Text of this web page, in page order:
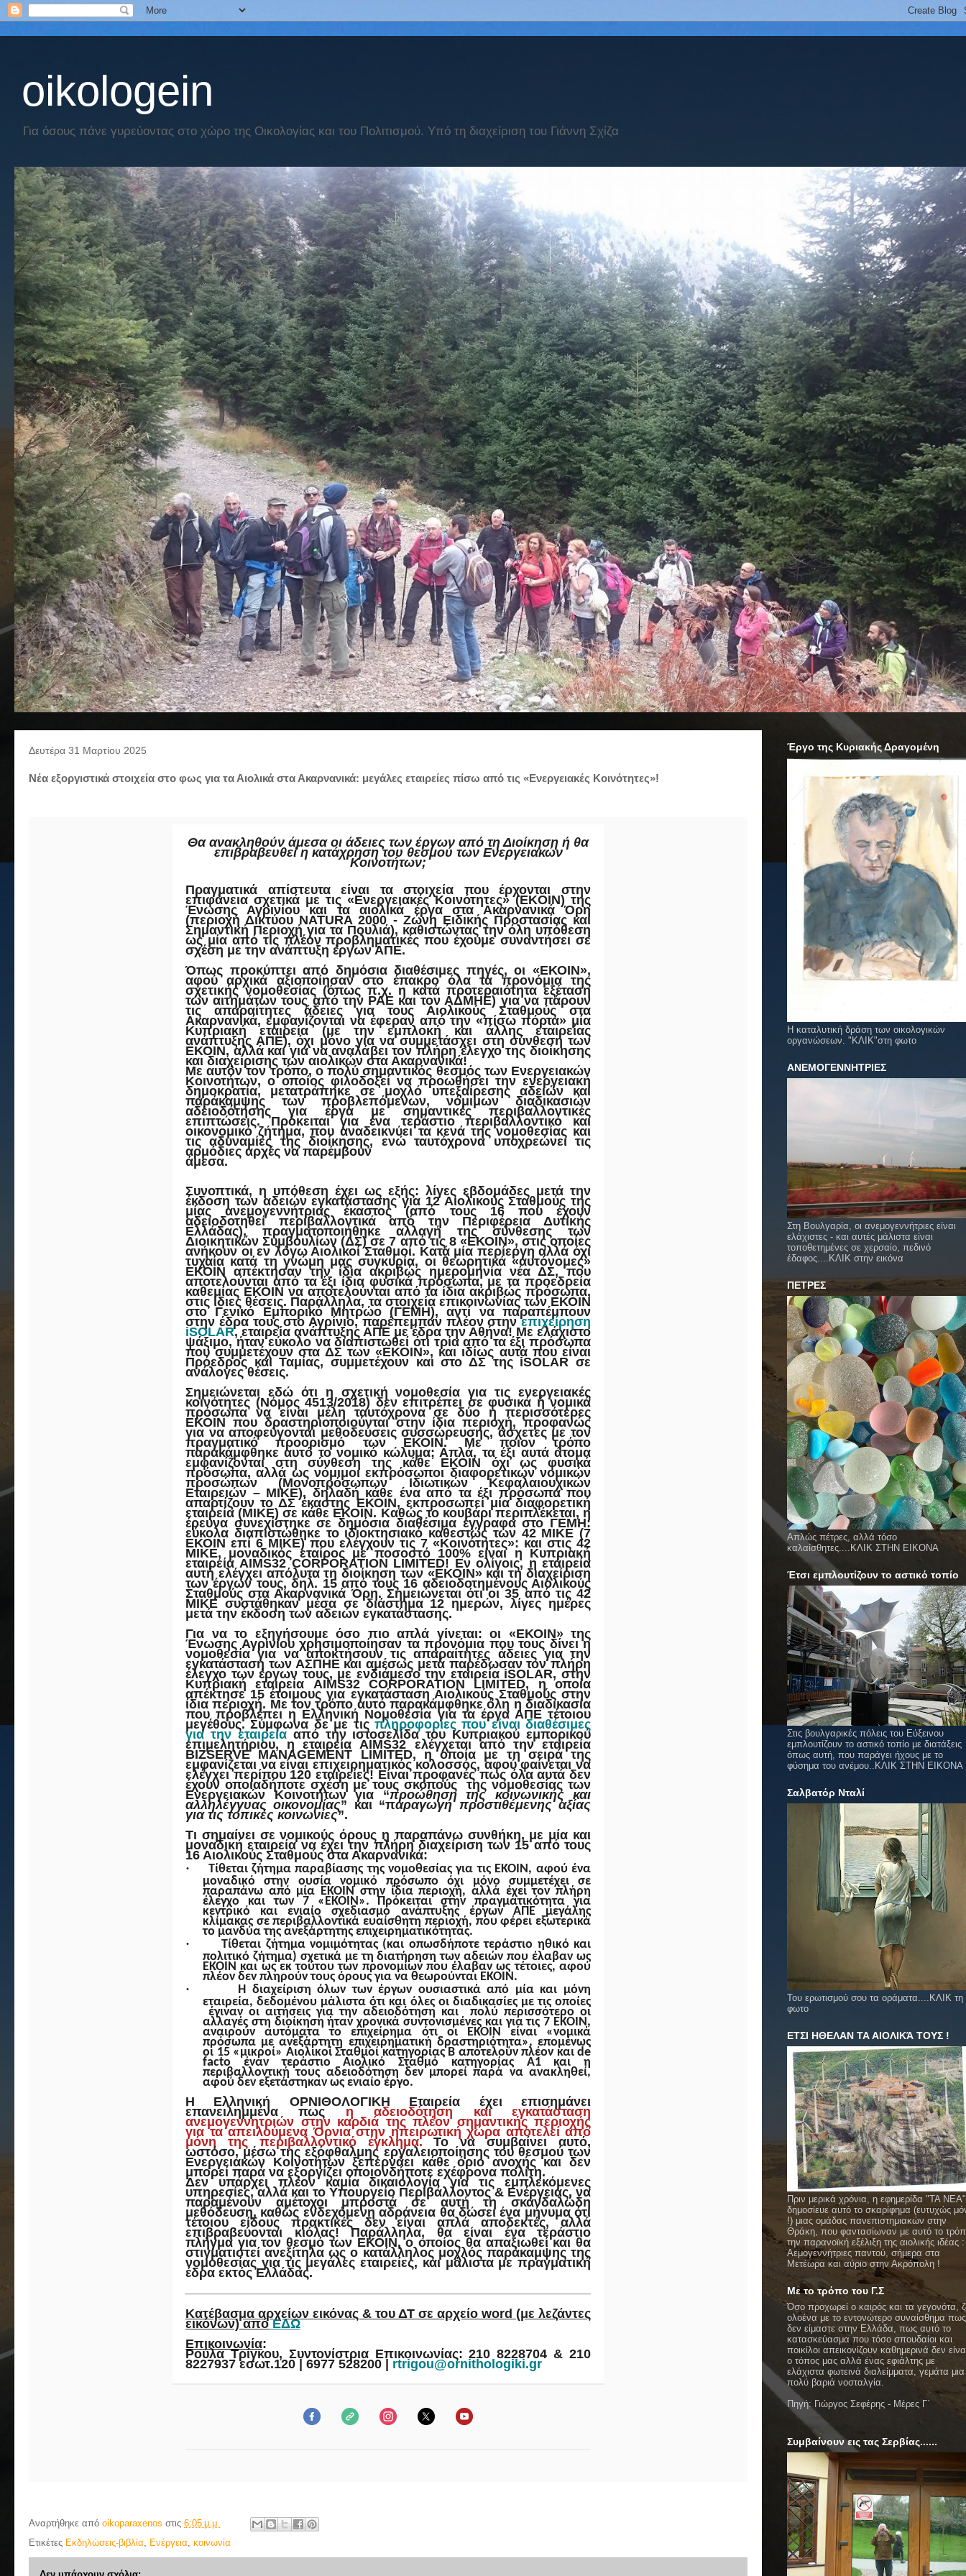
oikologein
Για όσους πάνε γυρεύοντας στο χώρο της Οικολογίας και του Πολιτισμού. Υπό τη διαχείριση του Γιάννη Σχίζα
Δευτέρα 31 Μαρτίου 2025
Νέα εξοργιστικά στοιχεία στο φως για τα Αιολικά στα Ακαρνανικά: μεγάλες εταιρείες πίσω από τις «Ενεργειακές Κοινότητες»!
Θα ανακληθούν άμεσα οι άδειες των έργων από τη Διοίκηση ή θα
επιβραβευθεί η κατάχρηση του θεσμού των Ενεργειακών
Κοινοτήτων;
Πραγματικά απίστευταείναι τα στοιχεία που έρχονται στην
επιφάνεια σχετικά με τις «Ενεργειακές Κοινότητες» (EKOIN) της
Ένωσης Αγρινίου και τα αιολικά έργα στα Ακαρνανικά Όρη
(περιοχή Δικτύου NATURA 2000 - Ζώνη Ειδικής Προστασίας και
Σημαντική Περιοχή για τα Πουλιά), καθιστώντας την όλη υπόθεση
ως μία από τις πλέον προβληματικές που έχουμε συναντήσει σε
σχέση με την ανάπτυξη έργων ΑΠΕ.
Όπως προκύπτει από δημόσια διαθέσιμες πηγές, οι «ΕΚΟΙΝ»,
αφού αρχικά αξιοποίησαν στο έπακρο όλα τα προνόμια της
σχετικής νομοθεσίας (όπως π.χ. η κατά προτεραιότητα εξέταση
των αιτημάτων τους από την ΡΑΕ και τον ΑΔΜΗΕ) για να πάρουν
τις απαραίτητες άδειες για τους Αιολικούς Σταθμούς στα
Ακαρνανικά, εμφανίζονται να έφεραν από την «πίσω πόρτα» μία
Κυπριακή εταιρεία (με την εμπλοκή και άλλης εταιρείας
ανάπτυξης ΑΠΕ), όχι μόνο για να συμμετάσχει στη σύνθεση των
ΕΚΟΙΝ, αλλά και για να αναλάβει τον πλήρη έλεγχο της διοίκησης
και διαχείρισης των αιολικών στα Ακαρνανικά!
Με αυτόν τον τρόπο, ο πολύ σημαντικός θεσμός των Ενεργειακών
Κοινοτήτων, ο οποίος φιλοδοξεί να προωθήσει την ενεργειακή
δημοκρατία, μετατράπηκε σε μοχλό υπεξαίρεσης αδειών και
παράκαμψης των προβλεπόμενων, νόμιμων διαδικασιών
αδειοδότησης για έργα με σημαντικές περιβαλλοντικές
επιπτώσεις. Πρόκειται για ένα τεράστιο περιβαλλοντικό και
οικονομικό ζήτημα, που αναδεικνύει τα κενά της νομοθεσίας και
τις αδυναμίες της διοίκησης, ενώ ταυτόχρονα υποχρεώνει τις
αρμόδιες αρχές να παρέμβουν
άμεσα.
Συνοπτικά, η υπόθεση έχει ως εξής: λίγες εβδομάδες μετά την
έκδοση των αδειών εγκατάστασης για 12 Αιολικούς Σταθμούς της
μίας ανεμογεννήτριας έκαστος (από τους 16 που έχουν
αδειοδοτηθεί περιβαλλοντικά από την Περιφέρεια Δυτικής
Ελλάδας), πραγματοποιήθηκε αλλαγή της σύνθεσης των
Διοικητικών Συμβουλίων (ΔΣ) σε 7 από τις 8 «ΕΚΟΙΝ», στις οποίες
ανήκουν οι εν λόγω Αιολικοί Σταθμοί. Κατά μία περίεργη αλλά όχι
τυχαία κατά τη γνώμη μας συγκυρία, οι θεωρητικά «αυτόνομες»
ΕΚΟΙΝ απέκτησαν την ίδια ακριβώς ημερομηνία νέα ΔΣ, που
αποτελούνται από τα έξι ίδια φυσικά πρόσωπα, με τα προεδρεία
καθεμίας ΕΚΟΙΝ να αποτελούνται από τα ίδια ακριβώς πρόσωπα,
στις ίδιες θέσεις. Παράλληλα, τα στοιχεία επικοινωνίας των ΕΚΟΙΝ
στο Γενικό Εμπορικό Μητρώο (ΓΕΜΗ), αντί να παραπέμπουν
στην έδρα τους στο Αγρίνιο, παρέπεμπαν πλέον στηνεπιχείρηση
iSOLAR, εταιρεία ανάπτυξης ΑΠΕ με έδρα την Αθήνα! Με ελάχιστο
ψάξιμο, ήταν εύκολο να διαπιστωθεί ότι τρία από τα έξι πρόσωπα
που συμμετέχουν στα ΔΣ των «ΕΚΟΙΝ», και ιδίως αυτά που είναι
Πρόεδρος και Ταμίας, συμμετέχουν και στο ΔΣ της iSOLAR σε
ανάλογες θέσεις.
Σημειώνεται εδώ ότι η σχετική νομοθεσία για τις ενεργειακές
κοινότητες (Νόμος 4513/2018) δεν επιτρέπει σε φυσικά ή νομικά
πρόσωπα να είναι μέλη ταυτόχρονα σε δύο η περισσότερες
ΕΚΟΙΝ που δραστηριοποιούνται στην ίδια περιοχή, προφανώς
για να αποφεύγονται μεθοδεύσεις συσσώρευσης, άσχετες με τον
πραγματικό προορισμό των ΕΚΟΙΝ. Με ποιον τρόπο
παρακάμφθηκε αυτό το νομικό κώλυμα; Απλά, τα έξι αυτά άτομα
εμφανίζονται στη σύνθεση της κάθε ΕΚΟΙΝ όχι ως φυσικά
πρόσωπα, αλλά ως νόμιμοι εκπρόσωποι διαφορετικών νομικών
προσώπων (Μονοπρόσωπων Ιδιωτικών Κεφαλαιουχικών
Εταιρειών – ΜΙΚΕ), δηλαδή κάθε ένα από τα έξι πρόσωπα που
απαρτίζουν το ΔΣ έκαστης ΕΚΟΙΝ, εκπροσωπεί μία διαφορετική
εταιρεία (ΜΙΚΕ) σε κάθε ΕΚΟΙΝ. Καθώς το κουβάρι περιπλέκεται, η
έρευνα συνεχίστηκε σε δημόσια διαθέσιμα έγγραφα στο ΓΕΜΗ:
εύκολα διαπιστώθηκε το ιδιοκτησιακό καθεστώς των 42 ΜΙΚΕ (7
ΕΚΟΙΝ επί 6 ΜΙΚΕ) που ελέγχουν τις 7 «Κοινότητες»: και στις 42
ΜΙΚΕ, μοναδικός εταίρος με ποσοστό 100% είναι η Κυπριακή
εταιρείαAIMS32CORPORATION LIMITED! Εν ολίγοις, η εταιρεία
αυτή ελέγχει απόλυτα τη διοίκηση των «ΕΚΟΙΝ» και τη διαχείριση
των έργων τους, δηλ. 15 από τους 16 αδειοδοτημένους Αιολικούς
Σταθμούς στα Ακαρνανικά Όρη. Σημειώνεται ότι οι 35 από τις 42
ΜΙΚΕ συστάθηκαν μέσα σε διάστημα 12 ημερών, λίγες ημέρες
μετά την έκδοση των αδειών εγκατάστασης.
Για να το εξηγήσουμε όσο πιο απλά γίνεται: οι «ΕΚΟΙΝ» της
Ένωσης Αγρινίου χρησιμοποίησαν τα προνόμια που τους δίνει η
νομοθεσία για να αποκτήσουν τις απαραίτητες άδειες για την
εγκατάσταση των ΑΣΠΗΕ και αμέσως μετά παρέδωσαν τον πλήρη
έλεγχο των έργων τους, με ενδιάμεσο την εταιρεία iSOLAR, στην
Κυπριακή εταιρεία AIMS32 CORPORATION LIMITED, η οποία
απέκτησε 15 έτοιμους για εγκατάσταση Αιολικούς Σταθμούς στην
ίδια περιοχή. Με τον τρόπο αυτό παρακάμφθηκε όλη η διαδικασία
που προβλέπει η Ελληνική Νομοθεσία για τα έργα ΑΠΕ τέτοιου
μεγέθους. Σύμφωνα δε με τις πληροφορίες που είναι διαθέσιμες
για την εταιρείααπό την ιστοσελίδα του Κυπριακού εμπορικού
επιμελητήριου, η εταιρείαAIMS32 ελέγχεται από την εταιρεία
BIZSERVE MANAGEMENT LIMITED, η οποία με τη σειρά της
εμφανίζεται να είναι επιχειρηματικός κολοσσός, αφού φαίνεται να
ελέγχει περίπου 120 εταιρείες! Είναι προφανές πως όλα αυτά δεν
έχουν οποιαδήποτε σχέση με τους σκοπούς της νομοθεσίας των
Ενεργειακών Κοινοτήτων για “προώθηση της κοινωνικής και
αλληλέγγυας οικονομίας” και “παραγωγή προστιθέμενης αξίας
για τις τοπικές κοινωνίες”.
Τι σημαίνει σε νομικούς όρους η παραπάνω συνθήκη, με μία και
μοναδική εταιρεία να έχει την πλήρη διαχείριση των 15 από τους
16 Αιολικούς Σταθμούς στα Ακαρνανικά:
·
Τίθεται ζήτημα παραβίασης της νομοθεσίας για τις ΕΚΟΙΝ, αφού ένα
μοναδικό στην ουσία νομικό πρόσωπο όχι μόνο συμμετέχει σε
παραπάνω από μία ΕΚΟΙΝ στην ίδια περιοχή, αλλά έχει τον πλήρη
έλεγχο και των 7 «ΕΚΟΙΝ». Πρόκειται στην πραγματικότητα για
κεντρικό και ενιαίο σχεδιασμό ανάπτυξης έργων ΑΠΕ μεγάλης
κλίμακας σε περιβαλλοντικά ευαίσθητη περιοχή, που φέρει εξωτερικά
το μανδύα της ανεξάρτητης επιχειρηματικότητας.
·
Τίθεται ζήτημα νομιμότητας (και οπωσδήποτε τεράστιο ηθικό και
πολιτικό ζήτημα) σχετικά με τη διατήρηση των αδειών που έλαβαν ως
ΕΚΟΙΝ και ως εκ τούτου των προνομίων που έλαβαν ως τέτοιες, αφού
πλέον δεν πληρούν τους όρους για να θεωρούνται ΕΚΟΙΝ.
·
Η διαχείριση όλων των έργων ουσιαστικά από μία και μόνη
εταιρεία, δεδομένου μάλιστα ότι και όλες οι διαδικασίες με τις οποίες
έγιναν οι αιτήσεις για την αδειοδότηση και πολύ περισσότερο οι
αλλαγές στη διοίκηση ήταν χρονικά συντονισμένες και για τις 7 ΕΚΟΙΝ,
αναιρούν αυτόματα το επιχείρημα ότι οι ΕΚΟΙΝ είναι «νομικά
πρόσωπα με ανεξάρτητη επιχειρηματική δραστηριότητα», επομένως
οι 15 «μικροί» Αιολικοί Σταθμοί κατηγορίας Β αποτελούν πλέον και de
factoέναν τεράστιο Αιολικό Σταθμό κατηγορίας Α1 και η
περιβαλλοντική τους αδειοδότηση δεν μπορεί παρά να ανακληθεί,
αφού δεν εξετάστηκαν ως ενιαίο έργο.
Η Ελληνική ΟΡΝΙΘΟΛΟΓΙΚΗ Εταιρεία έχει επισημάνει
επανειλημμένα πως η αδειοδότηση και εγκατάσταση
ανεμογεννητριών στην καρδιά της πλέον σημαντικής περιοχής
για τα απειλούμενα Όρνια στην ηπειρωτική χώρα αποτελεί από
μόνη της περιβαλλοντικό έγκλημα. Το να συμβαίνει αυτό,
ωστόσο, μέσω της εξόφθαλμης εργαλειοποίησης του θεσμού των
Ενεργειακών Κοινοτήτων ξεπερνάει κάθε όριο ανοχής και δεν
μπορεί παρά να εξοργίζει οποιονδήποτε εχέφρονα πολίτη.
Δεν υπάρχει πλέον καμία δικαιολογία για τις εμπλεκόμενες
υπηρεσίες, αλλά και το Υπουργείο Περιβάλλοντος & Ενέργειας, να
παραμένουν αμέτοχοι μπροστά σε αυτή τη σκανδαλώδη
μεθόδευση, καθώς ενδεχόμενη αδράνεια θα δώσει ένα μήνυμα ότι
τέτοιου είδους πρακτικές δεν είναι απλά αποδεκτές, αλλά
επιβραβεύονται κιόλας! Παράλληλα, θα είναι ένα τεράστιο
πλήγμα για τον θεσμό των ΕΚΟΙΝ, ο οποίος θα απαξιωθεί και θα
στιγματιστεί ανεξίτηλα ως ο κατάλληλος μοχλός παράκαμψης της
νομοθεσίας για τις μεγάλες εταιρείες, και μάλιστα με πραγματική
έδρα εκτός Ελλάδας.
Κατέβασμα αρχείων εικόνας & του ΔΤ σε αρχείο word (με λεζάντες
εικόνων) από ΕΔΩ
Επικοινωνία:
Ρούλα Τρίγκου, Συντονίστρια Επικοινωνίας: 210 8228704 & 210
8227937 εσωτ.120 | 6977 528200 | rtrigou@ornithologiki.gr
Αναρτήθηκε από oikoparaxenos στις 6:05 μ.μ.
Ετικέτες Εκδηλώσεις-βιβλία, Ενέργεια, κοινωνία
Έργο της Κυριακής Δραγομένη
Η καταλυτική δράση των οικολογικών
οργανώσεων. "ΚΛΙΚ"στη φωτο
ΑΝΕΜΟΓΕΝΝΗΤΡΙΕΣ
Στη Βουλγαρία, οι ανεμογεννήτριες είναι
ελάχιστες - και αυτές μάλιστα είναι
τοποθετημένες σε χερσαίο, πεδινό
έδαφος....ΚΛΙΚ στην εικόνα
ΠΕΤΡΕΣ
Απλώς πέτρες, αλλά τόσο
καλαίσθητες....ΚΛΙΚ ΣΤΗΝ ΕΙΚΟΝΑ
Έτσι εμπλουτίζουν το αστικό τοπίο
Στις βουλγαρικές πόλεις του Εύξεινου
εμπλουτίζουν το αστικό τοπίο με διατάξεις
όπως αυτή, που παράγει ήχους με το
φύσημα του ανέμου..ΚΛΙΚ ΣΤΗΝ ΕΙΚΟΝΑ
Σαλβατόρ Νταλί
Του ερωτισμού σου τα οράματα....ΚΛΙΚ τη
φωτο
ΕΤΣΙ ΗΘΕΛΑΝ ΤΑ ΑΙΟΛΙΚΆ ΤΟΥΣ !
Πριν μερικά χρόνια, η εφημερίδα "ΤΑ ΝΕΑ"
δημοσίευε αυτό το σκαρίφημα (ευτυχώς
!) μιας ομάδας πανεπιστημιακών στην
Θράκη, που φαντασίωναν με αυτό το
την παρανοϊκή εξέλιξη της αιολικής ιδέας :
Αεμογεννήτριες παντού, σήμερα στα
Μετέωρα και αύριο στην Ακρόπολη !
Με το τρόπο του Γ.Σ
Όσο προχωρεί ο καιρός και τα γεγονότα,
ολοένα με το εντονώτερο συναίσθημα πως
δεν είμαστε στην Ελλάδα, πως αυτό το
κατασκεύασμα που τόσο σπουδαίοι και
ποικίλοι απεικονίζουν καθημερινά δεν
ο τόπος μας αλλά ένας εφιάλτης με
ελάχιστα φωτεινά διαλείμματα, γεμάτα μια
πολύ βαριά νοσταλγία.
Πηγή: Γιώργος Σεφέρης - Μέρες Γ΄
Συμβαίνουν εις τας Σερβίας......